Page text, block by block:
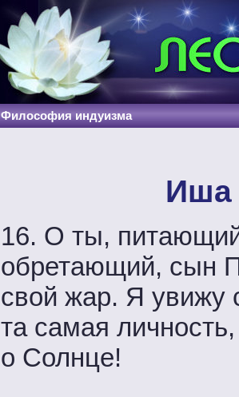
Философия индуизма
Иша
16. О ты,
обретающий, сын
свой жар. Я
та самая
о Солнце!